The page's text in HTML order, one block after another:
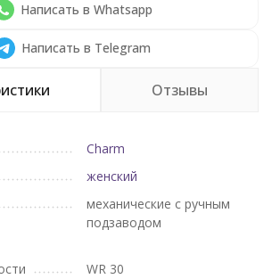
Написать в Whatsapp
Написать в Telegram
Отзывы
Charm
женский
механические с ручным
подзаводом
WR 30